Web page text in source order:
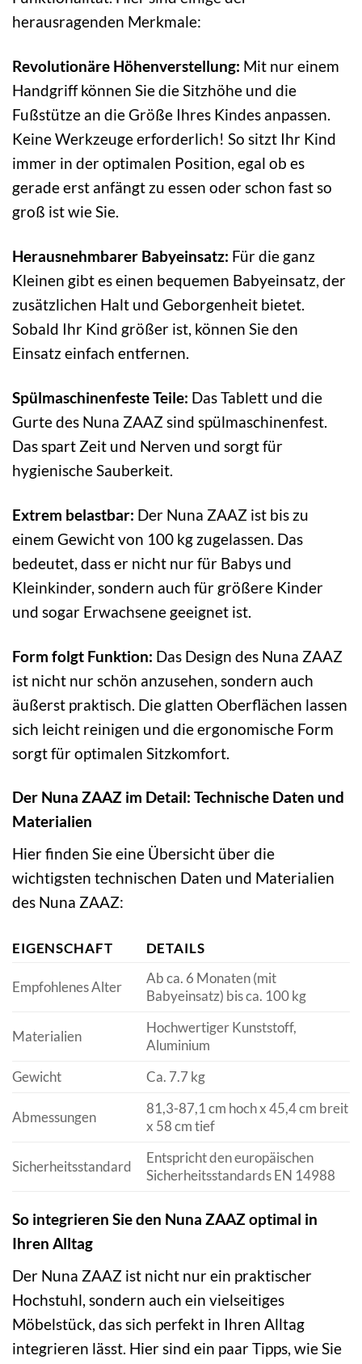
herausragenden Merkmale:
Revolutionäre Höhenverstellung: Mit nur einem
Handgriff können Sie die Sitzhöhe und die
Fußstütze an die Größe Ihres Kindes anpassen.
Keine Werkzeuge erforderlich! So sitzt Ihr Kind
immer in der optimalen Position, egal ob es
gerade erst anfängt zu essen oder schon fast so
groß ist wie Sie.
Herausnehmbarer Babyeinsatz: Für die ganz
Kleinen gibt es einen bequemen Babyeinsatz, der
zusätzlichen Halt und Geborgenheit bietet.
Sobald Ihr Kind größer ist, können Sie den
Einsatz einfach entfernen.
Spülmaschinenfeste Teile: Das Tablett und die
Gurte des Nuna ZAAZ sind spülmaschinenfest.
Das spart Zeit und Nerven und sorgt für
hygienische Sauberkeit.
Extrem belastbar: Der Nuna ZAAZ ist bis zu
einem Gewicht von 100 kg zugelassen. Das
bedeutet, dass er nicht nur für Babys und
Kleinkinder, sondern auch für größere Kinder
und sogar Erwachsene geeignet ist.
Form folgt Funktion: Das Design des Nuna ZAAZ
ist nicht nur schön anzusehen, sondern auch
äußerst praktisch. Die glatten Oberflächen lassen
sich leicht reinigen und die ergonomische Form
sorgt für optimalen Sitzkomfort.
Der Nuna ZAAZ im Detail: Technische Daten und
Materialien
Hier finden Sie eine Übersicht über die
wichtigsten technischen Daten und Materialien
des Nuna ZAAZ:
EIGENSCHAFT DETAILS
Empfohlenes Alter
Ab ca. 6 Monaten (mit
Babyeinsatz) bis ca. 100 kg
Materialien
Hochwertiger Kunststoff,
Aluminium
Gewicht
Ca. 7.7 kg
Abmessungen
81,3-87,1 cm hoch x 45,4 cm breit
x 58 cm tief
Sicherheitsstandard
Entspricht den europäischen
Sicherheitsstandards EN 14988
So integrieren Sie den Nuna ZAAZ optimal in
Ihren Alltag
Der Nuna ZAAZ ist nicht nur ein praktischer
Hochstuhl, sondern auch ein vielseitiges
Möbelstück, das sich perfekt in Ihren Alltag
integrieren lässt. Hier sind ein paar Tipps, wie Sie